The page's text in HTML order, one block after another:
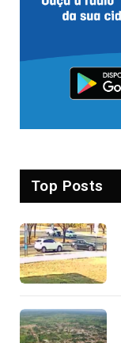
Top Posts